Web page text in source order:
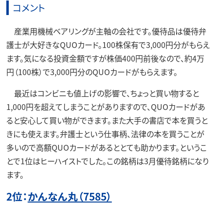
コメント
産業用機械ベアリングが主軸の会社です。優待品は優待弁
護士が大好きなQUOカード。100株保有で3,000円分がもらえ
ます。気になる投資金額ですが株価400円前後なので、約4万
円（100株）で3,000円分のQUOカードがもらえます。
最近はコンビニも値上げの影響で、ちょっと買い物すると
1,000円を超えてしまうことがありますので、QUOカードがあ
ると安心して買い物ができます。また大手の書店で本を買うと
きにも使えます。弁護士という仕事柄、法律の本を買うことが
多いので高額QUOカードがあるととても助かります。というこ
とで1位はヒーハイストでした。この銘柄は3月優待銘柄になり
ます。
2位：かんなん丸（7585）